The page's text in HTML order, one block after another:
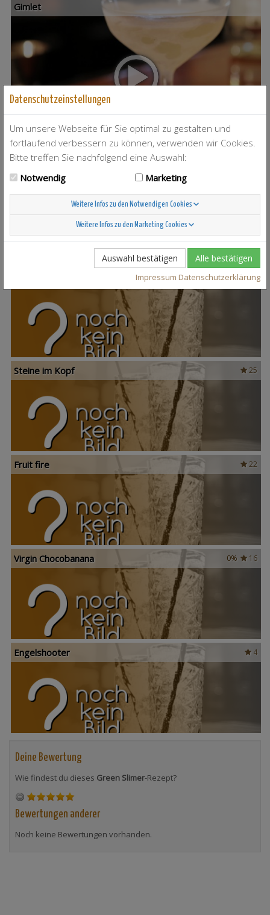
Gimlet
T-Berry
37
25
Steine im Kopf
22
Fruit fire
16
0%
Virgin Chocobanana
4
Engelshooter
Deine Bewertung
Wie findest du dieses Green Slimer-Rezept?
Bewertungen anderer
Noch keine Bewertungen vorhanden.
Datenschutzeinstellungen
Um unsere Webseite für Sie optimal zu gestalten und
fortlaufend verbessern zu können, verwenden wir Cookies.
Bitte treffen Sie nachfolgend eine Auswahl:
Notwendig
Marketing
Weitere Infos zu den Notwendigen Cookies
Weitere Infos zu den Marketing Cookies
Auswahl bestätigen Alle bestätigen
Impressum Datenschutzerklärung